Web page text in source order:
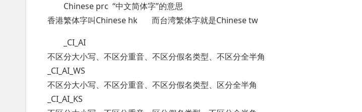
Chinese prc “中文简体字”的意思
香港繁体字叫Chinese hk 而台湾繁体字就是Chinese tw
_CI_AI
不区分大小写、不区分重音、不区分假名类型、不区分全半角
_CI_AI_WS
不区分大小写、不区分重音、不区分假名类型、区分全半角
_CI_AI_KS